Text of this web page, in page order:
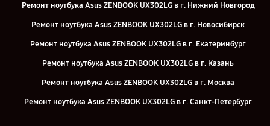
Ремонт ноутбука Asus ZENBOOK UX302LG в г. Нижний Новгород
Ремонт ноутбука Asus ZENBOOK UX302LG в г. Новосибирск
Ремонт ноутбука Asus ZENBOOK UX302LG в г. Екатеринбург
Ремонт ноутбука Asus ZENBOOK UX302LG в г. Казань
Ремонт ноутбука Asus ZENBOOK UX302LG в г. Москва
Ремонт ноутбука Asus ZENBOOK UX302LG в г. Санкт-Петербург